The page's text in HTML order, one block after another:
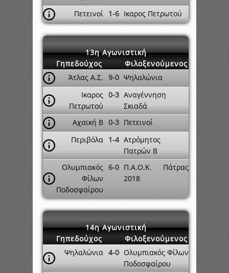
Πετεινοί 1-6 Ικαρος Πετρωτού
13η Αγωνιστική
Γηπεδούχος
Φιλοξενούμενος
Άτλας Α.Σ. 9-0 Ψηλαλώνια
Ικαρος
Πετρωτού
0-3 Αναγέννηση
Σκιαδά
Αχαϊκή Β 0-3 Πετεινοί
Περιβόλα 1-4 Ατρόμητος
Πατρών Β
Ολυμπιακός
Φίλων
Ποδοσφαίρου
6-0 Π.Α.Ο.Κ. Πάτρας
2018
14η Αγωνιστική
Γηπεδούχος
Φιλοξενούμενος
Ψηλαλώνια 4-0 Ολυμπιακός Φίλων
Ποδοσφαίρου